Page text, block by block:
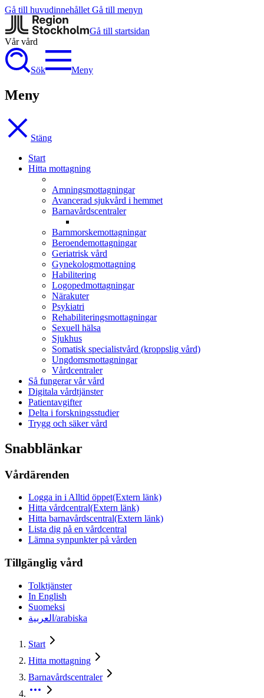
Gå till huvudinnehållet Gå till menyn
Gå till startsidan
Vår vård
Sök Meny
Meny
Stäng
Start
Hitta mottagning
Amningsmottagningar
Avancerad sjukvård i hemmet
Barnavårdscentraler
Barnmorskemottagningar
Beroendemottagningar
Geriatrisk vård
Gynekologmottagning
Habilitering
Logopedmottagningar
Närakuter
Psykiatri
Rehabiliteringsmottagningar
Sexuell hälsa
Sjukhus
Somatisk specialistvård (kroppslig vård)
Ungdomsmottagningar
Vårdcentraler
Så fungerar vår vård
Digitala vårdtjänster
Patientavgifter
Delta i forskningsstudier
Trygg och säker vård
Snabblänkar
Vårdärenden
Logga in i Alltid öppet(Extern länk)
Hitta vårdcentral(Extern länk)
Hitta barnavårdscentral(Extern länk)
Lista dig på en vårdcentral
Lämna synpunkter på vården
Tillgänglig vård
Tolktjänster
In English
Suomeksi
العربية/arabiska
Start
Hitta mottagning
Barnavårdscentraler